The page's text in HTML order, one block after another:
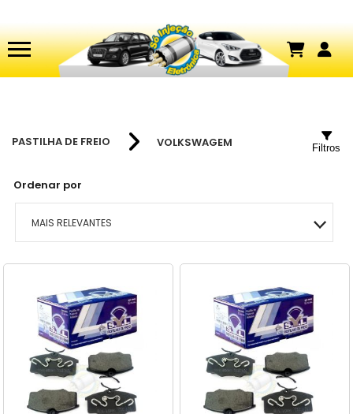
PASTILHA DE FREIO VOLKSWAGEM
Ordenar por
MAIS RELEVANTES
MAIS VENDIDOS
MENOR PREÇO
MAIOR PREÇO
Filtros